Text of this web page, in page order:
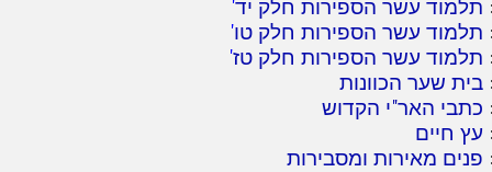
תלמוד עשר הספירות חלק יד'
תלמוד עשר הספירות חלק טו'
תלמוד עשר הספירות חלק טז'
בית שער הכוונות
כתבי האר"י הקדוש
עץ חיים
פנים מאירות ומסבירות